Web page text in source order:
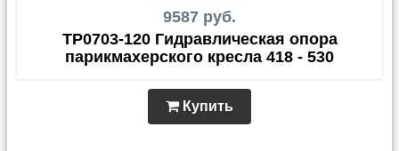
9587 руб.
TP0703-120 Гидравлическая опора
парикмахерского кресла 418 - 530
Купить